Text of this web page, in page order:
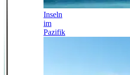
Inseln
im
Pazifik